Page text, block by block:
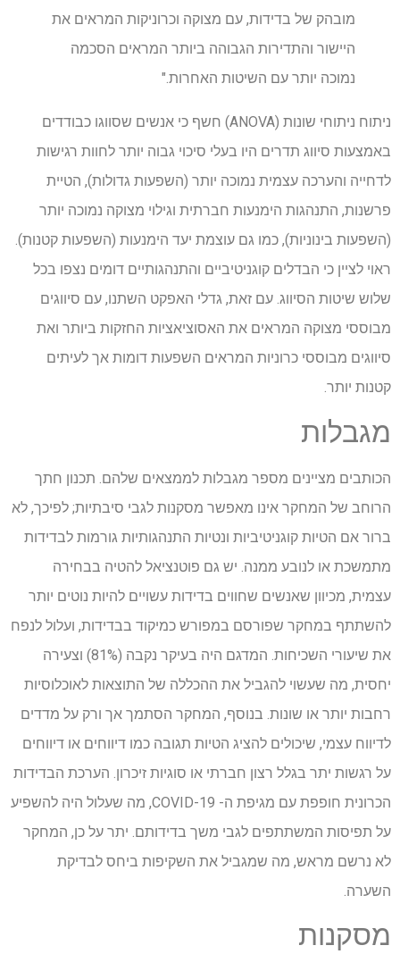
מובהק של בדידות, עם מצוקה וכרוניקות המראים את
היישור והתדירות הגבוהה ביותר המראים הסכמה
נמוכה יותר עם השיטות האחרות."
ניתוח ניתוחי שונות (ANOVA) חשף כי אנשים שסווגו כבודדים
באמצעות סיווג תדרים היו בעלי סיכוי גבוה יותר לחוות רגישות
לדחייה והערכה עצמית נמוכה יותר (השפעות גדולות), הטיית
פרשנות, התנהגות הימנעות חברתית וגילוי מצוקה נמוכה יותר
(השפעות בינוניות), כמו גם עוצמת יעד הימנעות (השפעות קטנות).
ראוי לציין כי הבדלים קוגניטיביים והתנהגותיים דומים נצפו בכל
שלוש שיטות הסיווג. עם זאת, גדלי האפקט השתנו, עם סיווגים
מבוססי מצוקה המראים את האסוציאציות החזקות ביותר ואת
סיווגים מבוססי כרוניות המראים השפעות דומות אך לעיתים
קטנות יותר.
מגבלות
הכותבים מציינים מספר מגבלות לממצאים שלהם. תכנון חתך
הרוחב של המחקר אינו מאפשר מסקנות לגבי סיבתיות; לפיכך, לא
ברור אם הטיות קוגניטיביות ונטיות התנהגותיות גורמות לבדידות
מתמשכת או לנובע ממנה. יש גם פוטנציאל להטיה בבחירה
עצמית, מכיוון שאנשים שחווים בדידות עשויים להיות נוטים יותר
להשתתף במחקר שפורסם במפורש כמיקוד בבדידות, ועלול לנפח
את שיעורי השכיחות. המדגם היה בעיקר נקבה (81%) וצעירה
יחסית, מה שעשוי להגביל את ההכללה של התוצאות לאוכלוסיות
רחבות יותר או שונות. בנוסף, המחקר הסתמך אך ורק על מדדים
לדיווח עצמי, שיכולים להציג הטיות תגובה כמו דיווחים או דיווחים
על רגשות יתר בגלל רצון חברתי או סוגיות זיכרון. הערכת הבדידות
הכרונית חופפת עם מגיפת ה- COVID-19, מה שעלול היה להשפיע
על תפיסות המשתתפים לגבי משך בדידותם. יתר על כן, המחקר
לא נרשם מראש, מה שמגביל את השקיפות ביחס לבדיקת
השערה.
מסקנות